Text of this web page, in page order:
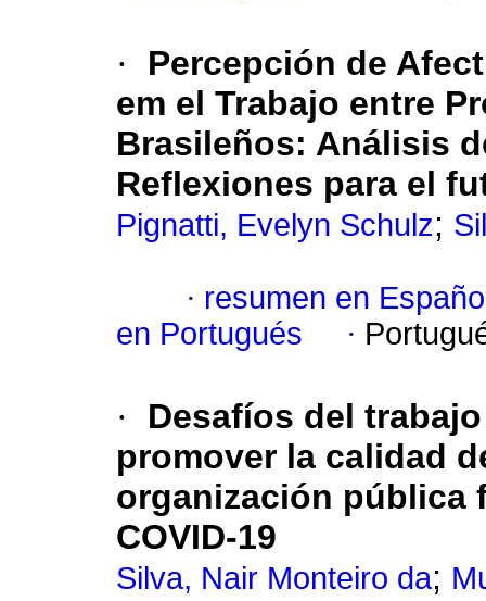
·
Percepción de
em el Trabajo entre
Brasileños: Análisis
Reflexiones para el
Pignatti, Evelyn Schulz;
· resumen en
en Portugués
·
·
Desafíos del
promover la calidad
organización pública
COVID-19
Silva, Nair Monteiro da;